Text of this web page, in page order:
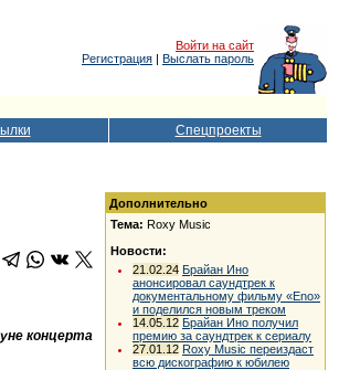
Войти на сайт
Регистрация | Выслать пароль
Спецпроекты
концерта
Дополнительно
Тема: Roxy Music
Новости:
21.02.24 Брайан Ино
анонсировал саундтрек к
документальному фильму «Eno»
и поделился новым треком
14.05.12 Брайан Ино получил
премию за саундтрек к сериалу
27.01.12 Roxy Music переиздаст
всю дискографию к юбилею